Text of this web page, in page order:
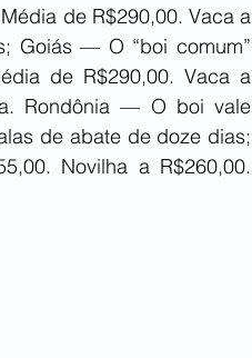
de R$290,00. Vaca a
Goiás — O “boi comum”
de R$290,00. Vaca a
Rondônia — O boi vale
de abate de doze dias;
Novilha a R$260,00.